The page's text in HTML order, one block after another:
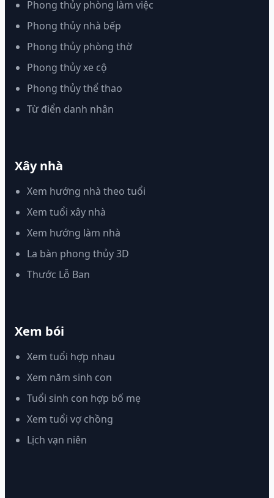
Phong thủy phòng làm việc
Phong thủy nhà bếp
Phong thủy phòng thờ
Phong thủy xe cộ
Phong thủy thể thao
Từ điển danh nhân
Xây nhà
Xem hướng nhà theo tuổi
Xem tuổi xây nhà
Xem hướng làm nhà
La bàn phong thủy 3D
Thước Lỗ Ban
Xem bói
Xem tuổi hợp nhau
Xem năm sinh con
Tuổi sinh con hợp bố mẹ
Xem tuổi vợ chồng
Lịch vạn niên